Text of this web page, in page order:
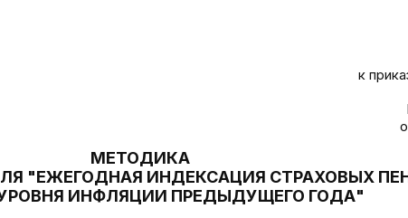
к
МЕТОДИКА
"ЕЖЕГОДНАЯ ИНДЕКСАЦИЯ СТРАХОВЫХ
ИНФЛЯЦИИ ПРЕДЫДУЩЕГО ГОДА"